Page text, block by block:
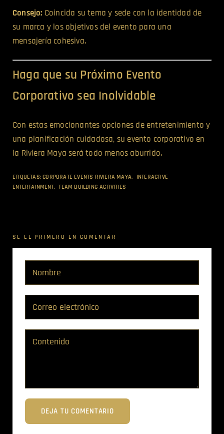
Consejo: Coincida su tema y sede con la identidad de
su marca y los objetivos del evento para una
mensajería cohesiva.
Haga que su Próximo Evento
Corporativo sea Inolvidable
Con estas emocionantes opciones de entretenimiento y
una planificación cuidadosa, su evento corporativo en
la Riviera Maya será todo menos aburrido.
ETIQUETAS:CORPORATE EVENTS RIVIERA MAYA, INTERACTIVE
ENTERTAINMENT,TEAM BUILDING ACTIVITIES
SÉ EL PRIMERO EN COMENTAR
DEJA TU COMENTARIO